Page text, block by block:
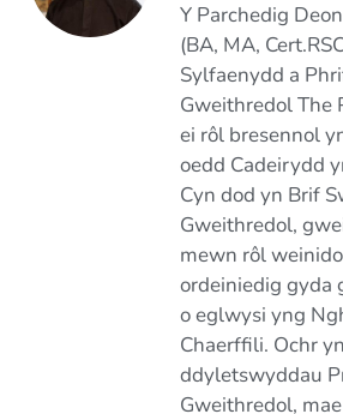
Y Parchedig
(BA, MA,
Sylfaenydd a
Gweithredol The
ei rôl bresennol
oedd Cadeirydd
Cyn dod yn Brif
Gweithredol,
mewn rôl
ordeiniedig gyda
o eglwysi yng
Chaerffili. Ochr
ddyletswyddau
Gweithredol,